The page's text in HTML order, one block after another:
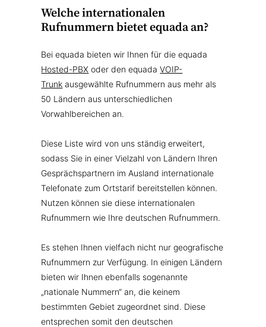
Welche internationalen
Rufnummern bietet equada an?
Bei equada bieten wir Ihnen für die equada
Hosted-PBX oder den equadaVOIP-
Trunk ausgewählte Rufnummern aus mehr als
50 Ländern aus unterschiedlichen
Vorwahlbereichen an.
Diese Liste wird von uns ständig erweitert,
sodass Sie in einer Vielzahl von Ländern Ihren
Gesprächspartnern im Ausland internationale
Telefonate zum Ortstarif bereitstellen können.
Nutzen können sie diese internationalen
Rufnummern wie Ihre deutschen Rufnummern.
Es stehen Ihnen vielfach nicht nur geografische
Rufnummern zur Verfügung. In einigen Ländern
bieten wir Ihnen ebenfalls sogenannte
„nationale Nummern“ an, die keinem
bestimmten Gebiet zugeordnet sind. Diese
entsprechen somit den deutschen